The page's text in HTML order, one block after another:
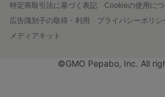
特定商取引法に基づく表記
Cookieの使用につ
広告識別子の取得・利用
プライバシーポリシ
メディアキット
©GMO Pepabo, Inc. All